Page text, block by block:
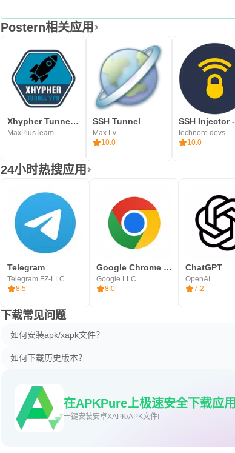
Postern相关应用
Xhypher Tunnel - SSH, SSL/TLS
MaxPlusTeam
SSH Tunnel
Max Lv
10.0
technore devs
10.0
24小时热搜应用
Telegram
Telegram FZ-LLC
8.5
Google Chrome 浏览器
Google LLC
8.0
ChatGPT
OpenAI
7.2
下载常见问题
如何安装apk/xapk文件？
如何下载历史版本？
在APKPure上极速安全下载应用
一键安装安卓XAPK/APK文件!